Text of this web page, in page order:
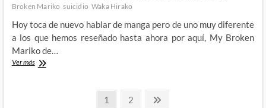
Broken Mariko suicidio Waka Hirako
Hoy toca de nuevo hablar de manga pero de uno muy diferente
a los que hemos reseñado hasta ahora por aquí, My Broken
Mariko de…
Ver másMy
Página
1 Página
2